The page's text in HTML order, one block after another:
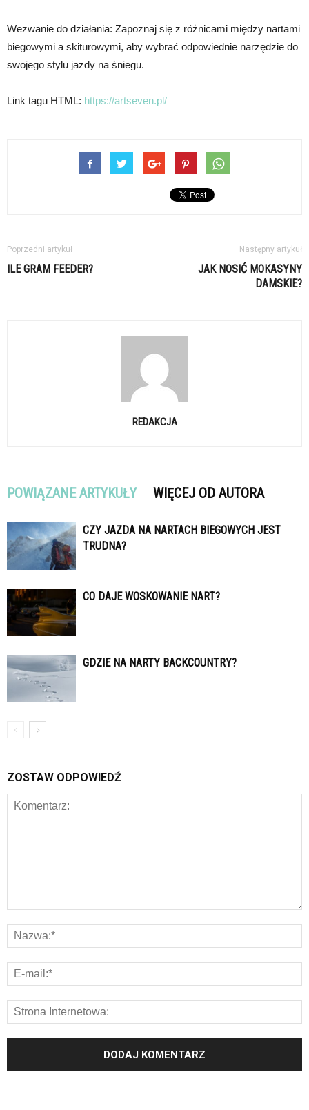
Wezwanie do działania: Zapoznaj się z różnicami między nartami
biegowymi a skiturowymi, aby wybrać odpowiednie narzędzie do
swojego stylu jazdy na śniegu.
Link tagu HTML: https://artseven.pl/
Poprzedni artykuł
ILE GRAM FEEDER?
Następny artykuł
JAK NOSIĆ MOKASYNY
DAMSKIE?
REDAKCJA
POWIĄZANE ARTYKUŁY WIĘCEJ OD AUTORA
CZY JAZDA NA NARTACH BIEGOWYCH JEST
TRUDNA?
CO DAJE WOSKOWANIE NART?
GDZIE NA NARTY BACKCOUNTRY?
ZOSTAW ODPOWIEDŹ